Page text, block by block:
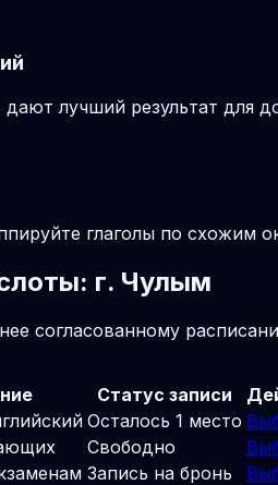
лучший результат для
глаголы по
г. Чулым
согласованному
Статус записи
Осталось 1 место
Свободно
Запись на бронь